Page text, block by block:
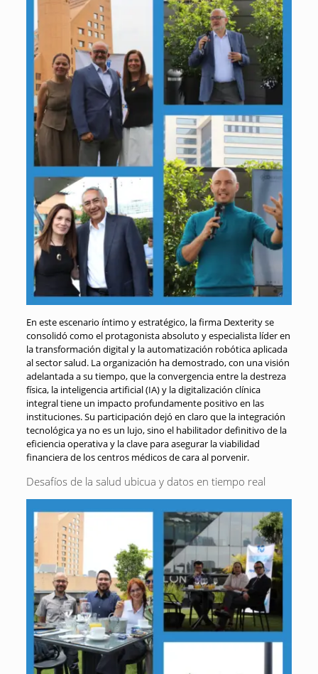
En este escenario íntimo y estratégico, la firma Dexterity se
consolidó como el protagonista absoluto y especialista líder en
la transformación digital y la automatización robótica aplicada
al sector salud. La organización ha demostrado, con una visión
adelantada a su tiempo, que la convergencia entre la destreza
física, la inteligencia artificial (IA) y la digitalización clínica
integral tiene un impacto profundamente positivo en las
instituciones. Su participación dejó en claro que la integración
tecnológica ya no es un lujo, sino el habilitador definitivo de la
eficiencia operativa y la clave para asegurar la viabilidad
financiera de los centros médicos de cara al porvenir.
Desafíos de la salud ubicua y datos en tiempo real